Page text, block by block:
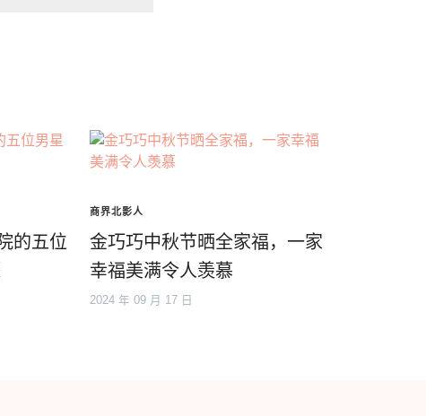
的五位
商界北影人
金巧巧中秋节晒全家福，一家
幸福美满令人羡慕
2024 年 09 月 17 日